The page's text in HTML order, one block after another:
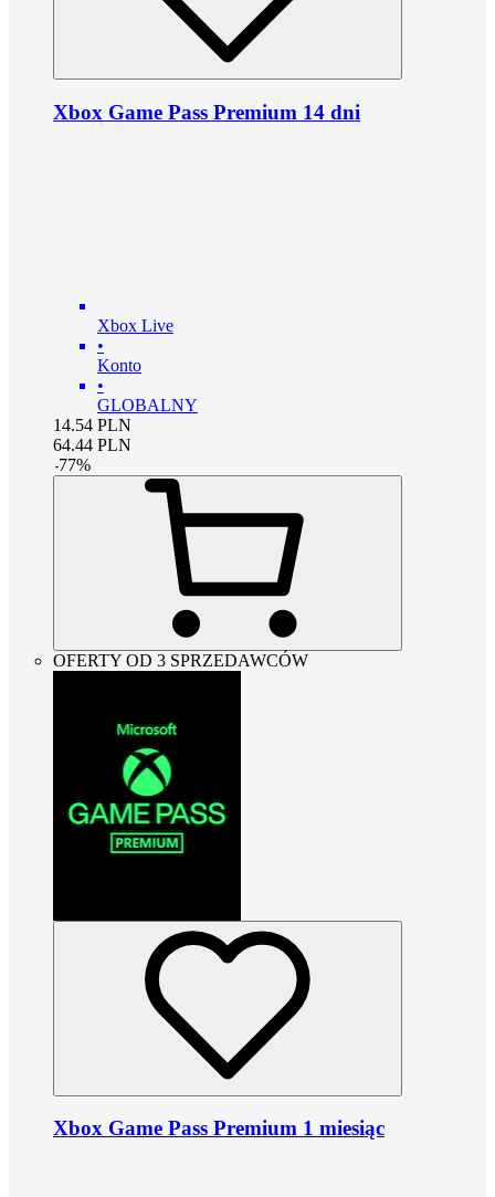
Xbox Game Pass Premium 14 dni
Xbox Live
•
Konto
•
GLOBALNY
14.54 PLN
64.44 PLN
-77%
OFERTY OD 3 SPRZEDAWCÓW
Xbox Game Pass Premium 1 miesiąc